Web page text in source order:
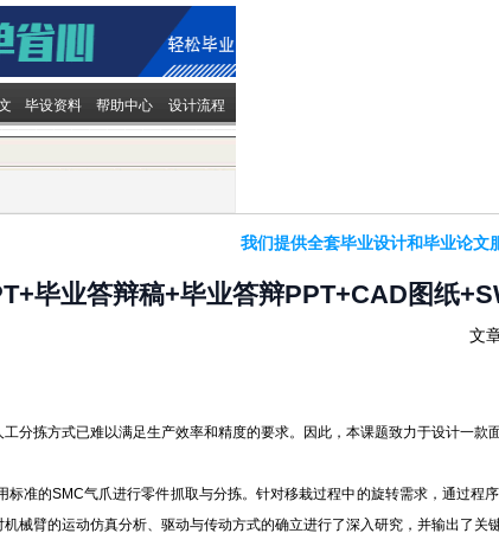
毕设资料 帮助中心 设计流程
我们提供全套毕业设计和毕业论文
毕业答辩稿+毕业答辩PPT+CAD图纸
文
拣方式已难以满足生产效率和精度的要求。因此，本课题致力于设计一
准的SMC气爪进行零件抓取与分拣。针对移栽过程中的旋转需求，通过程
臂的运动仿真分析、驱动与传动方式的确立进行了深入研究，并输出了